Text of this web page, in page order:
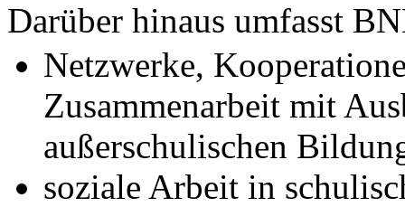
Darüber hinaus umfasst
Netzwerke,
Zusammenarbeit mit
außerschulischen
soziale Arbeit in